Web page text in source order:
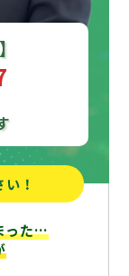
！
った…